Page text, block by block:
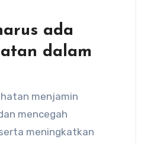
ada
dalam
menjamin
mencegah
meningkatkan